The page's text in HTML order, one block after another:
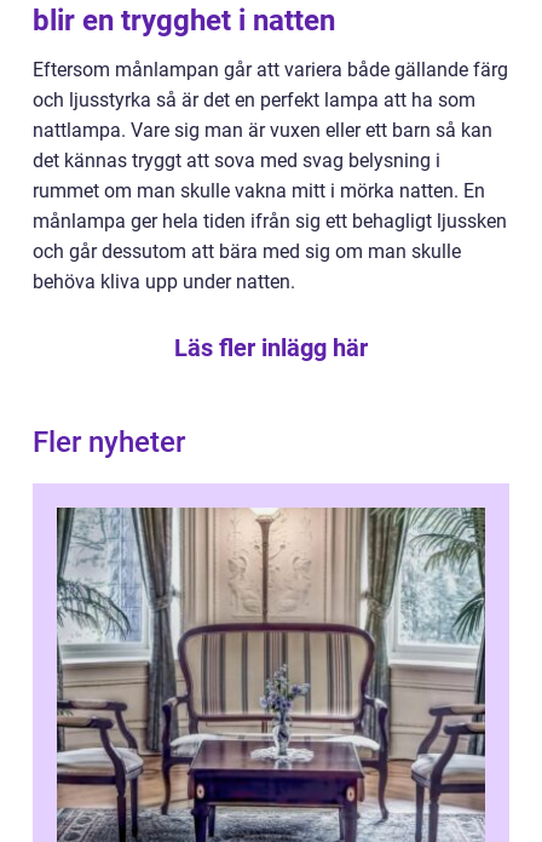
blir en trygghet i natten
Eftersom månlampan går att variera både gällande färg
och ljusstyrka så är det en perfekt lampa att ha som
nattlampa. Vare sig man är vuxen eller ett barn så kan
det kännas tryggt att sova med svag belysning i
rummet om man skulle vakna mitt i mörka natten. En
månlampa ger hela tiden ifrån sig ett behagligt ljussken
och går dessutom att bära med sig om man skulle
behöva kliva upp under natten.
Läs fler inlägg här
Fler nyheter